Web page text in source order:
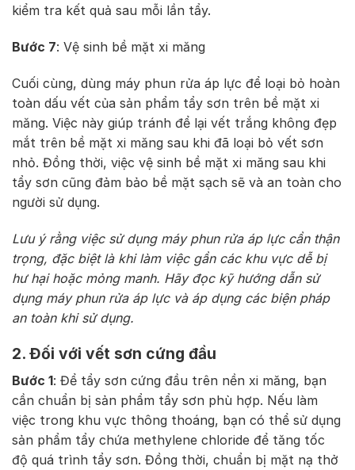
kiểm tra kết quả sau mỗi lần tẩy.
Bước 7: Vệ sinh bề mặt xi măng
Cuối cùng, dùng máy phun rửa áp lực để loại bỏ hoàn
toàn dấu vết của sản phẩm tẩy sơn trên bề mặt xi
măng. Việc này giúp tránh để lại vết trắng không đẹp
mắt trên bề mặt xi măng sau khi đã loại bỏ vết sơn
nhỏ. Đồng thời, việc vệ sinh bề mặt xi măng sau khi
tẩy sơn cũng đảm bảo bề mặt sạch sẽ và an toàn cho
người sử dụng.
Lưu ý rằng việc sử dụng máy phun rửa áp lực cần thận
trọng, đặc biệt là khi làm việc gần các khu vực dễ bị
hư hại hoặc mỏng manh. Hãy đọc kỹ hướng dẫn sử
dụng máy phun rửa áp lực và áp dụng các biện pháp
an toàn khi sử dụng.
2. Đối với vết sơn cứng đầu
Bước 1: Để tẩy sơn cứng đầu trên nền xi măng, bạn
cần chuẩn bị sản phẩm tẩy sơn phù hợp. Nếu làm
việc trong khu vực thông thoáng, bạn có thể sử dụng
sản phẩm tẩy chứa methylene chloride để tăng tốc
độ quá trình tẩy sơn. Đồng thời, chuẩn bị mặt nạ thở